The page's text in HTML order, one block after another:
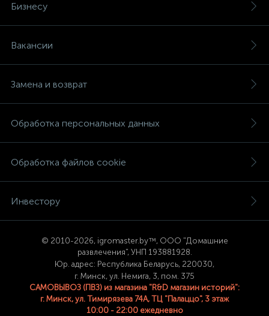
Бизнесу
Вакансии
Замена и возврат
Обработка персональных данных
Обработка файлов cookie
Инвестору
© 2010-2026, igromaster.by™, ООО "Домашние
развлечения", УНП 193881928.
Юр. адрес: Республика Беларусь, 220030,
г. Минск, ул. Немига, 3, пом. 375
САМОВЫВОЗ (ПВЗ) из магазина "R&D магазин историй":
г. Минск, ул. Тимирязева 74A, ТЦ "Палаццо", 3 этаж
10:00 - 22:00 ежедневно